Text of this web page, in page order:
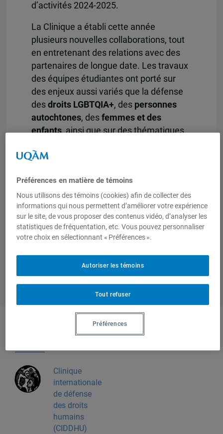
d’activités 2024-2025.
La Clinique a établi cette année
plusieurs nouvelles collaborations, tout
en entretenant des relations avec des
partenaires de longue date. Les travaux
des équipes étudiantes ont porté sur
des enjeux aussi variés que la défense
des droits LGBTQIA+, despersonnes
autochtones, desfemmes et des
enfants,ainsi que sur des thématiques
vicariante
environnementaux.
En savoir plus et consulter le rapport.
Produit par
Clinique
internationale
de défense
des droits
humains
(CIDDHU)
Préférences en matière de témoins
Nous utilisons des témoins (cookies) afin de collecter des
informations qui nous permettent d’améliorer votre expérience
sur le site, de vous proposer des contenus vidéo, d’analyser les
statistiques de fréquentation, etc. Vous pouvez personnaliser
votre choix en sélectionnant « Préférences ».
Tout refuser
Autoriser les témoins
Préférences